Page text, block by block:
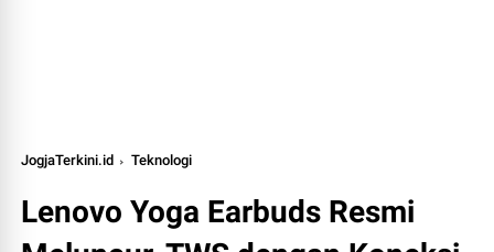
JogjaTerkini.id Teknologi
Lenovo Yoga Earbuds Resmi